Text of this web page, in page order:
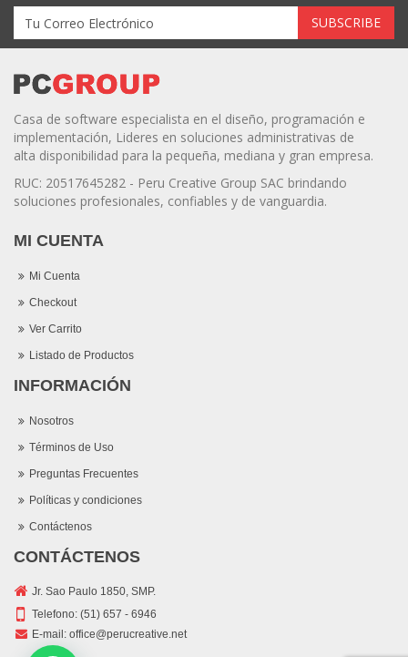
Casa de software especialista en el diseño, programación e
implementación, Lideres en soluciones administrativas de
alta disponibilidad para la pequeña, mediana y gran empresa.
RUC: 20517645282 - Peru Creative Group SAC brindando
soluciones profesionales, confiables y de vanguardia.
MI CUENTA
Mi Cuenta
Checkout
Ver Carrito
Listado de Productos
INFORMACIÓN
Nosotros
Términos de Uso
Preguntas Frecuentes
Políticas y condiciones
Contáctenos
CONTÁCTENOS
Jr. Sao Paulo 1850, SMP.
Telefono: (51) 657 - 6946
E-mail: office@perucreative.net